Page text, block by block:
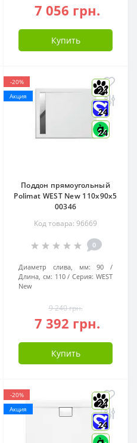
7 056 грн.
Купить
-20%
Акция
24
24
24
Поддон прямоугольный
Polimat WEST New 110x90x5
00346
Код товара: 96669
0
Диаметр слива, мм:
90
Длина, см: 110 Серия: WEST
New
9 240 грн.
7 392 грн.
Купить
-20%
Акция
24
24